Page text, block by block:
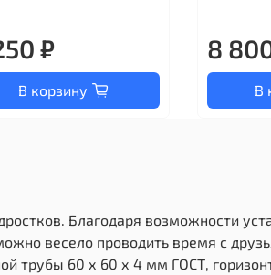
₽
В корзину
8
В
Благодаря возможности
весело проводить время с
трубы 60 х 60 х 4 мм ГОСТ,